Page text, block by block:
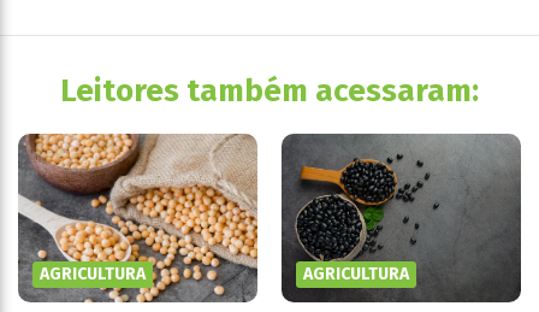
Leitores também acessaram:
AGRICULTURA AGRICULTURA